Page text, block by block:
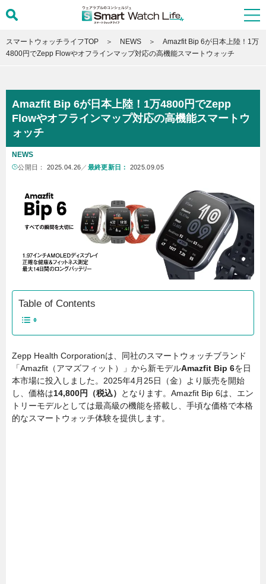
スマートウォッチライフTOP NEWS
Amazfit Bip 6が日本上陸！1万
4800円でZepp Flowやオフラインマップ対応の高機能スマートウォッチ
Amazfit Bip 6が日本上陸！1万4800円でZepp
Flowやオフラインマップ対応の高機能スマートウ
ォッチ
NEWS
公開日： 2025.04.26 ／ 最終更新日： 2025.09.05
Table of Contents
Zepp Health Corporationは、同社のスマートウォッチブランド
「Amazfit（アマズフィット）」から新モデルAmazfit Bip 6を日
本市場に投入しました。2025年4月25日（金）より販売を開始
し、価格は14,800円（税込）
となります。Amazfit Bip 6は、エン
トリーモデルとしては最高級の機能を搭載し、手頃な価格で本格
的なスマートウォッチ体験を提供します。